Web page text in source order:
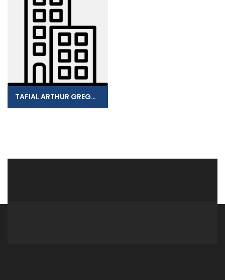
TAFIAL ARTHUR GREGOIRE